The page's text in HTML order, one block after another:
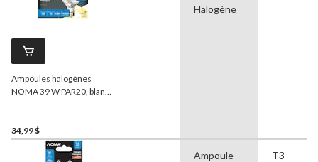
Ampoules halogènes
NOMA 39 W PAR20, blanc
34,99 $
Halogène
Ampoule
T3